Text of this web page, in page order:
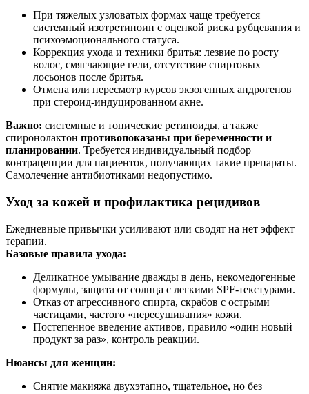
При тяжелых узловатых формах чаще требуется
системный изотретиноин с оценкой риска рубцевания и
психоэмоционального статуса.
Коррекция ухода и техники бритья: лезвие по росту
волос, смягчающие гели, отсутствие спиртовых
лосьонов после бритья.
Отмена или пересмотр курсов экзогенных андрогенов
при стероид‑индуцированном акне.
Важно: системные и топические ретиноиды, а также
спиронолактон противопоказаны при беременности и
планировании. Требуется индивидуальный подбор
контрацепции для пациенток, получающих такие препараты.
Самолечение антибиотиками недопустимо.
Уход за кожей и профилактика рецидивов
Ежедневные привычки усиливают или сводят на нет эффект
терапии.
Базовые правила ухода:
Деликатное умывание дважды в день, некомедогенные
формулы, защита от солнца с легкими SPF‑текстурами.
Отказ от агрессивного спирта, скрабов с острыми
частицами, частого «пересушивания» кожи.
Постепенное введение активов, правило «один новый
продукт за раз», контроль реакции.
Нюансы для женщин:
Снятие макияжа двухэтапно, тщательное, но без